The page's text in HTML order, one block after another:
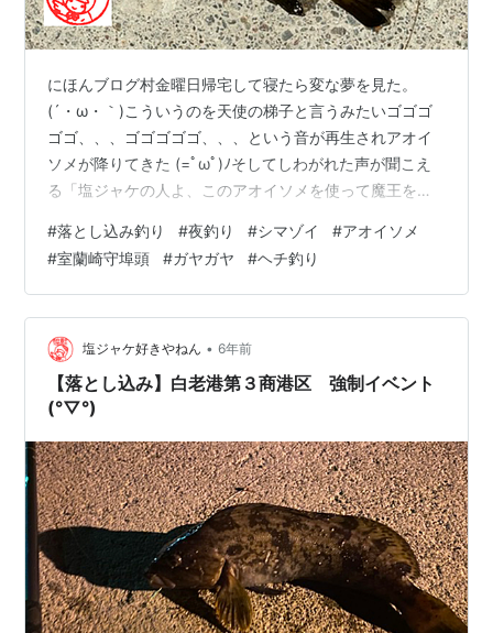
にほんブログ村金曜日帰宅して寝たら変な夢を見た。
(´・ω・｀)こういうのを天使の梯子と言うみたいゴゴゴ
ゴゴ、、、ゴゴゴゴゴ、、、という音が再生されアオイ
ソメが降りてきた (=ﾟωﾟ)ﾉそしてしわがれた声が聞こえ
る「塩ジャケの人よ、このアオイソメを使って魔王を倒
か？「とんでもねぇ。わたしゃ神様だよ」いや、あなた
は今年亡くなられた志村けんさんでは？「とんでもね
ぇ。わたしゃ神様だよ」無限ループに入ったみたいだ
な。で、魔王はどこにいるのですか？「おお、行ってく
れるのか！魔王は室蘭の崎守埠頭にいる」「魔王は崎守
埠頭の海の中にいて金色に光っている」「塩ジャ…
#落とし込み釣り #夜釣り #シマゾイ #アオイソメ
#室蘭崎守埠頭 #ガヤガヤ #ヘチ釣り
塩ジャケ好きやねん • 6年前
【落とし込み】白老港第３商港区 強制イベント
(°▽°)